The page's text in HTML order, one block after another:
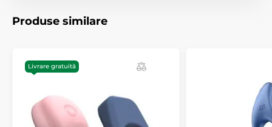
Produse similare
Livrare gratuită